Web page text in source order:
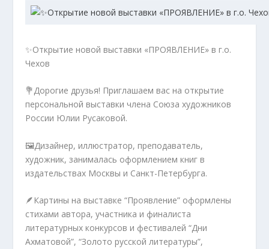
✨Открытие новой выставки «ПРОЯВЛЕНИЕ» в г.о.
Чехов
💐Дорогие друзья! Приглашаем вас на открытие
персональной выставки члена Союза художников
России Юлии Русаковой.
🖼️Дизайнер, иллюстратор, преподаватель,
художник, занималась оформлением книг в
издательствах Москвы и Санкт-Петербурга.
🪶Картины на выставке “Проявление” оформлены
стихами автора, участника и финалиста
литературных конкурсов и фестивалей “Дни
Ахматовой”, “Золото русской литературы”,